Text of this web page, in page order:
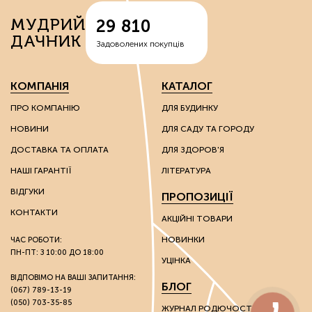
вермикуліти — відходи руди, що володіють здатністю
спершу накопичувати вологу, а потім поступово
вивільняти її;
перліти – сполуки вулканічного походження, що
надають вологоутримуючі властивості субстратам;
діатоміти – багаті на кварц сполуки, які
використовують для покращення властивостей
надлегких ґрунтів.
Ці речовини мають каталітичні та іонообмінні
властивості, завдяки яким можна впливати на хімічні
Грунтополіпшувачі використовують без обмежень на
вид культури: вони однаково гарні як для плодоносних
культур, так і для пальм та інших екзотів.
Стимулятори росту
Розвиток культур багато в чому залежить від зовнішніх
факторів. Через несприятливі погодні умови на ранніх
стадіях розвитку молоді рослини розвиваються
МУДРИЙ
ДАЧНИК
29 810
Задоволених покупців
КОМПАНІЯ
ПРО КОМПАНІЮ
НОВИНИ
ДОСТАВКА ТА ОПЛАТА
НАШІ ГАРАНТІЇ
ВІДГУКИ
КОНТАКТИ
ЧАС РОБОТИ:
ПН-ПТ: З 10:00 ДО 18:00
ВІДПОВІМО НА ВАШІ ЗАПИТАННЯ:
(067) 789-13-19
(050) 703-35-85
КАТАЛОГ
ДЛЯ БУДИНКУ
ДЛЯ САДУ ТА ГОРОДУ
ДЛЯ ЗДОРОВ'Я
ЛІТЕРАТУРА
ПРОПОЗИЦІЇ
АКЦІЙНІ ТОВАРИ
НОВИНКИ
УЦІНКА
БЛОГ
ЖУРНАЛ РОДЮЧОСТІ